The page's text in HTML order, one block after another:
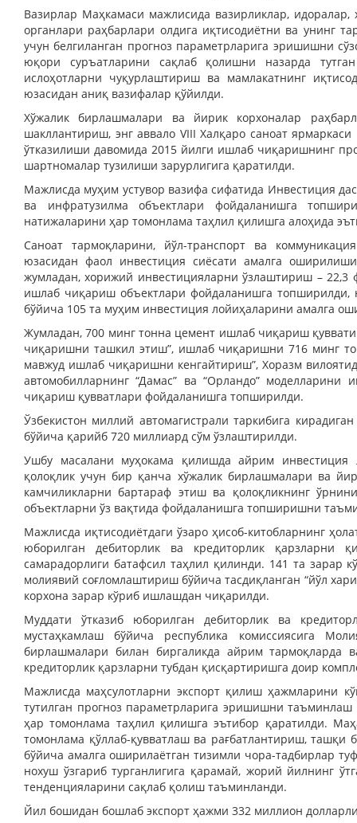
Вазирлар Маҳкамаси мажлисида вазирликлар,
органлари раҳбарлари олдига иқтисодиётни ва унинг
учун белгиланган прогноз параметрларига эришишни
юқори суръатларини сақлаб қолишни назарда
ислоҳотларни чуқурлаштириш ва мамлакатнинг
юзасидан аниқ вазифалар қўйилди.
Хўжалик бирлашмалари ва йирик корхоналар
шакллантириш, энг аввало VIII Халқаро саноат
ўтказилиши давомида 2015 йилги ишлаб чиқаришнинг
шартномалар тузилиши зарурлигига қаратилди.
Мажлисда муҳим устувор вазифа сифатида Инвестиция
ва инфратузилма объектлари фойдаланишга
натижаларини ҳар томонлама таҳлил қилишга алоҳида
Саноат тармоқларини, йўл-транспорт ва
юзасидан фаол инвестиция сиёсати амалга
жумладан, хорижий инвестицияларни ўзлаштириш – 22,3
ишлаб чиқариш объектлари фойдаланишга
бўйича 105 та муҳим инвестиция лойиҳаларини амалга
Жумладан, 700 минг тонна цемент ишлаб чиқариш
чиқаришни ташкил этиш”, ишлаб чиқаришни 716 минг
мавжуд ишлаб чиқаришни кенгайтириш”, Хоразм
автомобилларнинг “Дамас” ва “Орландо”
чиқариш қувватлари фойдаланишга топширилди.
Ўзбекистон миллий автомагистрали таркибига
бўйича қарийб 720 миллиард сўм ўзлаштирилди.
Ушбу масалани муҳокама қилишда айрим инвестиция
қолоқлик учун бир қанча хўжалик бирлашмалари ва
камчиликларни бартараф этиш ва қолоқликнинг
объектларни ўз вақтида фойдаланишга топширишни
Мажлисда иқтисодиётдаги ўзаро ҳисоб-китобларнинг
юборилган дебиторлик ва кредиторлик қарзларни
самарадорлиги батафсил таҳлил қилинди. 141 та зарар
молиявий соғломлаштириш бўйича тасдиқланган “йўл
корхона зарар кўриб ишлашдан чиқарилди.
Муддати ўтказиб юборилган дебиторлик ва
мустаҳкамлаш бўйича республика комиссиясига
бирлашмалари билан биргаликда айрим тармоқларда
кредиторлик қарзларни тубдан қисқартиришга доир
Мажлисда маҳсулотларни экспорт қилиш ҳажмларини
тутилган прогноз параметрларига эришишни
ҳар томонлама таҳлил қилишга эътибор қаратилди.
томонлама қўллаб-қувватлаш ва рағбатлантириш,
бўйича амалга оширилаётган тизимли чора-тадбирлар
нохуш ўзгариб турганлигига қарамай, жорий йилнинг
тенденцияларини сақлаб қолиш таъминланди.
Йил бошидан бошлаб экспорт ҳажми 332 миллион